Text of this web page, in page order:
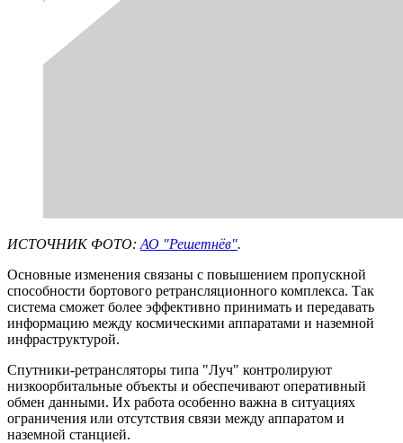
ИСТОЧНИК ФОТО: АО "Решетнёв".
Основные изменения связаны с повышением пропускной
способности бортового ретрансляционного комплекса. Так
система сможет более эффективно принимать и передавать
информацию между космическими аппаратами и наземной
инфраструктурой.
Спутники-ретрансляторы типа "Луч" контролируют
низкоорбитальные объекты и обеспечивают оперативный
обмен данными. Их работа особенно важна в ситуациях
ограничения или отсутствия связи между аппаратом и
наземной станцией.